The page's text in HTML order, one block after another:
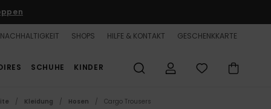
NACHHALTIGKEIT SHOPS HILFE & KONTAKT GESCHENKKARTE
SCHUHE KINDER
Kleidung Hosen Cargo Trousers